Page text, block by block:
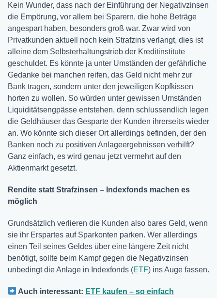
Kein Wunder, dass nach der Einführung der Negativzinsen
die Empörung, vor allem bei Sparern, die hohe Beträge
angespart haben, besonders groß war. Zwar wird von
Privatkunden aktuell noch kein Strafzins verlangt, dies ist
alleine dem Selbsterhaltungstrieb der Kreditinstitute
geschuldet. Es könnte ja unter Umständen der gefährliche
Gedanke bei manchen reifen, das Geld nicht mehr zur
Bank tragen, sondern unter den jeweiligen Kopfkissen
horten zu wollen. So würden unter gewissen Umständen
Liquiditätsengpässe entstehen, denn schlussendlich legen
die Geldhäuser das Gesparte der Kunden ihrerseits wieder
an. Wo könnte sich dieser Ort allerdings befinden, der den
Banken noch zu positiven Anlageergebnissen verhilft?
Ganz einfach, es wird genau jetzt vermehrt auf den
Aktienmarkt gesetzt.
Rendite statt Strafzinsen – Indexfonds machen es
möglich
Grundsätzlich verlieren die Kunden also bares Geld, wenn
sie ihr Erspartes auf Sparkonten parken. Wer allerdings
einen Teil seines Geldes über eine längere Zeit nicht
benötigt, sollte beim Kampf gegen die Negativzinsen
unbedingt die Anlage in Indexfonds (ETF) ins Auge fassen.
Auch interessant: ETF kaufen – so einfach